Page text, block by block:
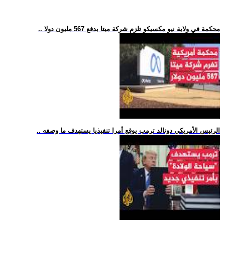
.. محكمة في ولاية نيو مكسيكو تلزم شركة ميتا بدفع 567 مليون دولا
.. الرئيس الأمريكي دونالد ترمب يوقع أمرا تنفيذيا يستهدف ما وصفه